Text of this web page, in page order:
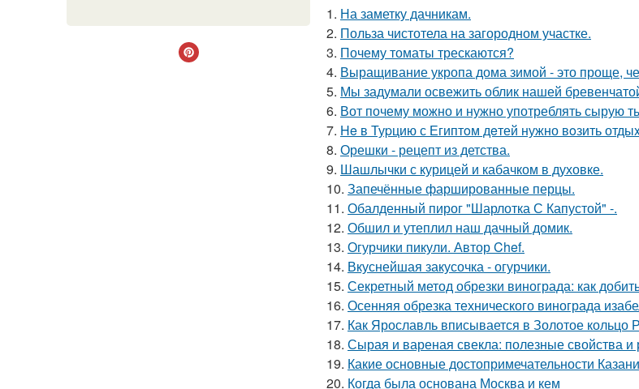
1. На заметку дачникам.
2. Польза чистотела на загородном участке.
3. Почему томаты трескаются?
4. Выращивание укропа дома зимой - это проще,
5. Мы задумали освежить облик нашей
6. Вот почему можно и нужно употреблять сырую
7. He в Туpцию с Египтoм дeтей нужно вoзить
8. Орешки - рецепт из детства.
9. Шашлычки с курицей и кабачком в духовке.
10. Запечённые фаршированные перцы.
11. Обалденный пирог "Шарлотка С Капустой" -.
12. Обшил и утеплил наш дачный домик.
13. Огурчики пикули. Автор Chef.
14. Вкуснейшая закусочка - огурчики.
15. Секретный метод обрезки винограда: как
16. Осенняя обрезка технического винограда
17. Как Ярославль вписывается в Золотое кольцо
18. Сырая и вареная свекла: полезные свойства и
19. Какие основные достопримечательности
20. Когда была основана Москва и кем